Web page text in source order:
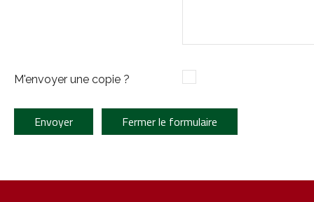
M'envoyer une copie ?
Envoyer Fermer le formulaire